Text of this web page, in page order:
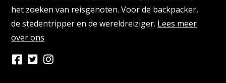
het zoeken van reisgenoten. Voor de backpacker,
de stedentripper en de wereldreiziger. Lees meer
over ons